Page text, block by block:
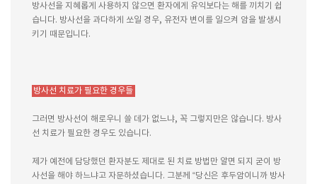
방사선을 지혜롭게 사용하지 않으면 환자에게 유익보다는 해를 끼치기 쉽
습니다. 방사선을 과다하게 쏘일 경우, 유전자 변이를 일으켜 암을 발생시
키기 때문입니다.
방사선 치료가 필요한 경우들
그러면 방사선이 해로우니 쓸 데가 없느냐, 꼭 그렇지만은 않습니다. 방사
선 치료가 필요한 경우도 있습니다.
제가 예전에 담당했던 환자분도 제대로 된 치료 방법만 알면 되지 굳이 방
사선을 해야 하느냐고 자문하셨습니다. 그분께 “당신은 후두암이니까 방사